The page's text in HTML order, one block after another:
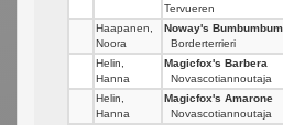
Tervueren
Haapanen,
Noora
Noway's Bumbumbum
Borderterrieri
Helin,
Hanna
Magicfox's Barbera
Novascotiannoutaja
Helin,
Hanna
Magicfox's Amarone
Novascotiannoutaja